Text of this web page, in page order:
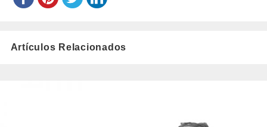
Artículos Relacionados